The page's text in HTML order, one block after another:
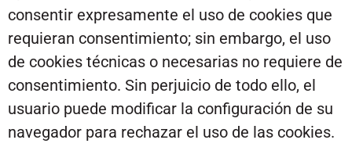
consentir expresamente el uso de cookies que
requieran consentimiento; sin embargo, el uso
de cookies técnicas o necesarias no requiere de
consentimiento. Sin perjuicio de todo ello, el
usuario puede modificar la configuración de su
navegador para rechazar el uso de las cookies.